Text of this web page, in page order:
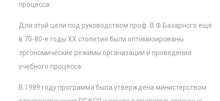
процесса.
Для этой цели под руководством проф. В.Ф.Базарного ещё
в 70-80-е годы ХХ столетия были оптимизированы
эргономические режимы организации и проведения
учебного процесса.
В 1989 году программа была утверждена министерством